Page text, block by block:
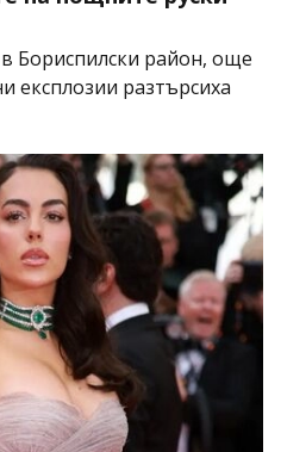
Бориспилски район, още
експлозии разтърсиха